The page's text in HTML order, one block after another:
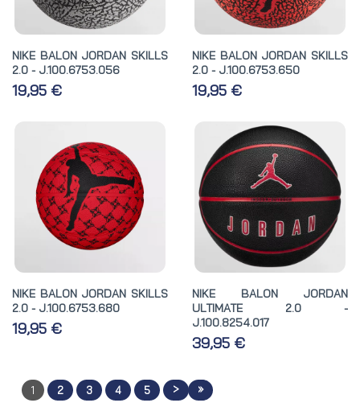
NIKE BALON JORDAN SKILLS
2.0 - J.100.6753.056
19,95 €
NIKE BALON JORDAN SKILLS
2.0 - J.100.6753.650
19,95 €
NIKE BALON JORDAN SKILLS
2.0 - J.100.6753.680
19,95 €
NIKE BALON JORDAN
ULTIMATE 2.0 -
J.100.8254.017
39,95 €
1 2 3 4 5 > »